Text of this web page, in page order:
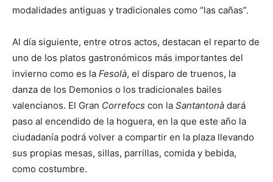
modalidades antiguas y tradicionales como “las cañas”.
Al día siguiente, entre otros actos, destacan el reparto de
uno de los platos gastronómicos más importantes del
invierno como es la Fesolà, el disparo de truenos, la
danza de los Demonios o los tradicionales bailes
valencianos. El Gran Correfocs con la Santantonà dará
paso al encendido de la hoguera, en la que este año la
ciudadanía podrá volver a compartir en la plaza llevando
sus propias mesas, sillas, parrillas, comida y bebida,
como costumbre.